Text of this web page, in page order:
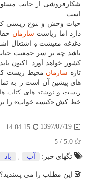
شكارفروشی از جانب
است.
حیات وحش و تنوع زیستی
دارد اما ریاست سازمان
دغدغه معیشت و اشتغال
باشد چه بر سر جمعیت
كشور خواهد آورد. اكنون
تازه سازمان محیط زیست
های پیشین آن است را به
زیست و نوشته های كتاب
خط كش «كیسه خواب» را
1397/07/19
14:04:15
تگهای خبر:
آب , باد
این مطلب را می پسندید؟